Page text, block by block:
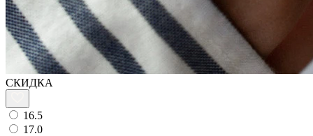
СКИДКА
16.5
17.0